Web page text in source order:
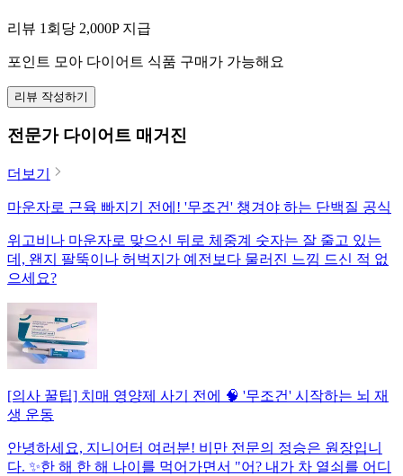
리뷰 1회당 2,000P 지급
포인트 모아 다이어트 식품 구매가 가능해요
리뷰 작성하기
전문가 다이어트 매거진
더보기
마운자로 근육 빠지기 전에! '무조건' 챙겨야 하는 단백질 공식
위고비나 마운자로 맞으신 뒤로 체중계 숫자는 잘 줄고 있는
데, 왠지 팔뚝이나 허벅지가 예전보다 물러진 느낌 드신 적 없
으세요?
[의사 꿀팁] 치매 영양제 사기 전에 🧠 '무조건' 시작하는 뇌 재
생 운동
안녕하세요, 지니어터 여러분! 비만 전문의 정승은 원장입니
다. ✨한 해 한 해 나이를 먹어가면서 "어? 내가 차 열쇠를 어디